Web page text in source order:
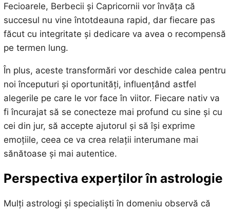
Fecioarele, Berbecii și Capricornii vor învăța că
succesul nu vine întotdeauna rapid, dar fiecare pas
făcut cu integritate și dedicare va avea o recompensă
pe termen lung.
În plus, aceste transformări vor deschide calea pentru
noi începuturi și oportunități, influențând astfel
alegerile pe care le vor face în viitor. Fiecare nativ va
fi încurajat să se conecteze mai profund cu sine și cu
cei din jur, să accepte ajutorul și să își exprime
emoțiile, ceea ce va crea relații interumane mai
sănătoase și mai autentice.
Perspectiva experților în astrologie
Mulți astrologi și specialiști în domeniu observă că